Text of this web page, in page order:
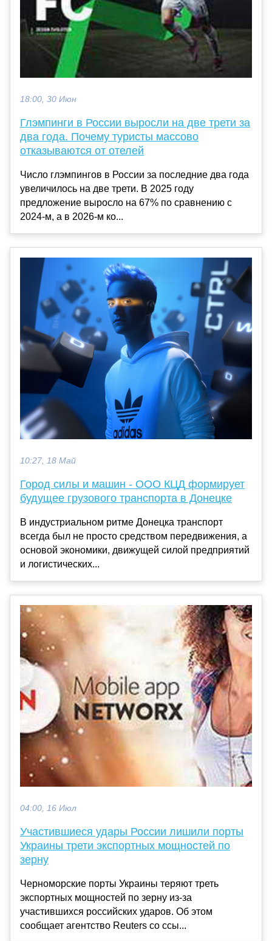
18:00, 30 Июн
Глэмпинги в России выросли на две трети за
два года. Почему туристы массово
отказываются от отелей
Число глэмпингов в России за последние два года
увеличилось на две трети. В 2025 году
предложение выросло на 67% по сравнению с
2024-м, а в 2026-м ко...
10:27, 18 Май
Город силы и машин - ООО КЦД формирует
будущее грузового транспорта в Донецке
В индустриальном ритме Донецка транспорт
всегда был не просто средством передвижения, а
основой экономики, движущей силой предприятий
и логистических...
04:00, 16 Июл
Участившиеся удары России лишили порты
Украины трети экспортных мощностей по
зерну
Черноморские порты Украины теряют треть
экспортных мощностей по зерну из-за
участившихся российских ударов. Об этом
сообщает агентство Reuters со ссы...